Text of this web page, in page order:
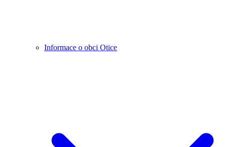
Informace o obci Otice